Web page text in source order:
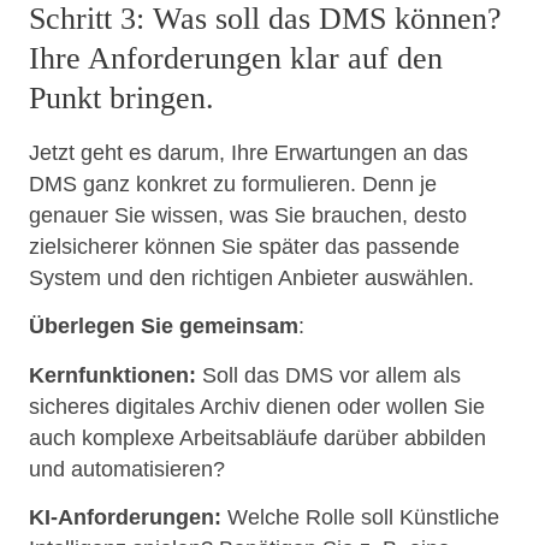
Schritt 3: Was soll das DMS können?
Ihre Anforderungen klar auf den
Punkt bringen.
Jetzt geht es darum, Ihre Erwartungen an das
DMS ganz konkret zu formulieren. Denn je
genauer Sie wissen, was Sie brauchen, desto
zielsicherer können Sie später das passende
System und den richtigen Anbieter auswählen.
Überlegen Sie gemeinsam:
Kernfunktionen: Soll das DMS vor allem als
sicheres digitales Archiv dienen oder wollen Sie
auch komplexe Arbeitsabläufe darüber abbilden
und automatisieren?
KI-Anforderungen: Welche Rolle soll Künstliche